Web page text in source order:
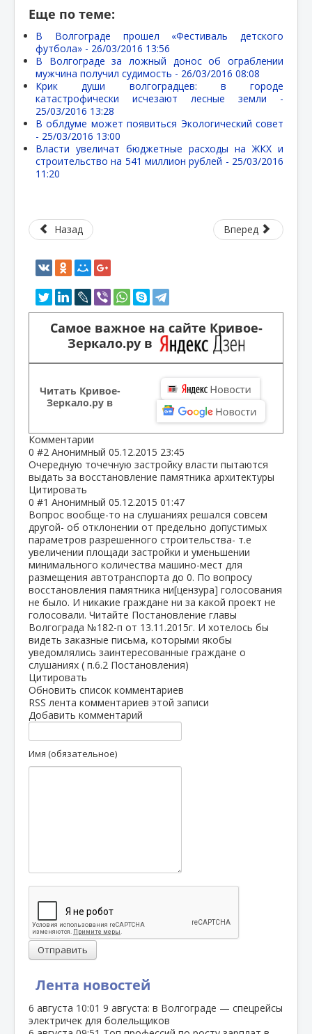
Лента новостей
6 августа 10:01 9 августа: в Волгограде — спецрейсы
электричек для болельщиков
Еще по теме:
В Волгограде прошел «Фестиваль детского
футбола» - 26/03/2016 13:56
В Волгограде за ложный донос об ограблении
мужчина получил судимость - 26/03/2016 08:08
Крик души волгоградцев: в городе
катастрофически исчезают лесные земли -
25/03/2016 13:28
В облдуме может появиться Экологический совет
- 25/03/2016 13:00
Власти увеличат бюджетные расходы на ЖКХ и
строительство на 541 миллион рублей - 25/03/2016
11:20
Назад Вперед
Самое важное на сайте Кривое-
Зеркало.ру в
Читать Кривое-
Зеркало.ру в
Комментарии
0 #2 Анонимный 05.12.2015 23:45
Очередную точечную застройку власти пытаются
выдать за восстановление памятника архитектуры
Цитировать
0 #1 Анонимный 05.12.2015 01:47
Вопрос вообще-то на слушаниях решался совсем
другой- об отклонении от предельно допустимых
параметров разрешенного строительства- т.е
увеличении площади застройки и уменьшении
минимального количества машино-мест для
размещения автотранспорта до 0. По вопросу
восстановления памятника ни[цензура] голосования
не было. И никакие граждане ни за какой проект не
голосовали. Читайте Постановление главы
Волгограда №182-п от 13.11.2015г. И хотелось бы
видеть заказные письма, которыми якобы
уведомлялись заинтересованные граждане о
слушаниях ( п.6.2 Постановления)
Цитировать
Обновить список комментариев
RSS лента комментариев этой записи
Добавить комментарий
Имя (обязательное)
Отправить